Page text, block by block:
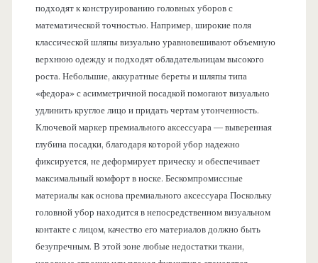
подходят к конструированию головных уборов с
математической точностью. Например, широкие поля
классической шляпы визуально уравновешивают объемную
верхнюю одежду и подходят обладательницам высокого
роста. Небольшие, аккуратные береты и шляпы типа
«федора» с асимметричной посадкой помогают визуально
удлинить круглое лицо и придать чертам утонченность.
Ключевой маркер премиального аксессуара — выверенная
глубина посадки, благодаря которой убор надежно
фиксируется, не деформирует прическу и обеспечивает
максимальный комфорт в носке. Бескомпромиссные
материалы как основа премиального аксессуара Поскольку
головной убор находится в непосредственном визуальном
контакте с лицом, качество его материалов должно быть
безупречным. В этой зоне любые недостатки ткани,